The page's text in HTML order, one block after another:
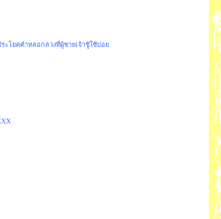
ะโยคคำหลอกลวงที่ผู้ชายเจ้าชู้ใช้บ่อย